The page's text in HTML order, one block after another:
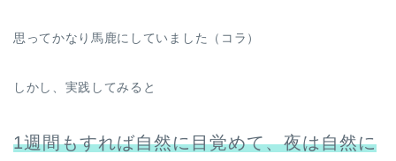
思ってかなり馬鹿にしていました（コラ）
しかし、実践してみると
1週間もすれば自然に目覚めて、夜は自然に